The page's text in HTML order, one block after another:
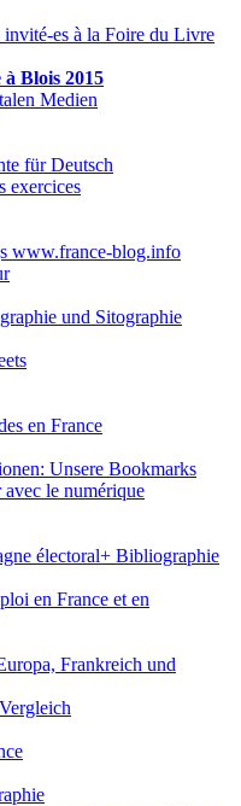
es à la Foire du Livre
à Blois 2015
Medien
für Deutsch
exercices
www.france-blog.info
und Sitographie
en France
Unsere Bookmarks
le numérique
électoral+ Bibliographie
en France et en
Frankreich und